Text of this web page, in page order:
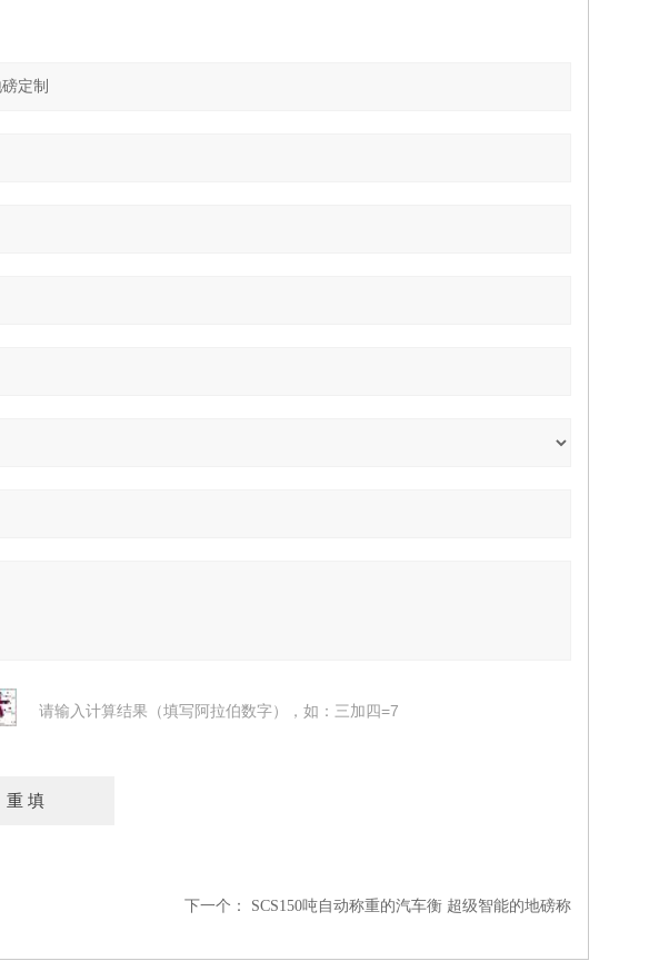
请输入计算结果（填写阿拉伯数字），如：三加四=7
下一个： SCS150吨自动称重的汽车衡 超级智能的地磅称